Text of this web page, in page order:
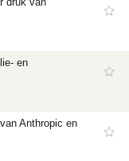
en
Anthropic en